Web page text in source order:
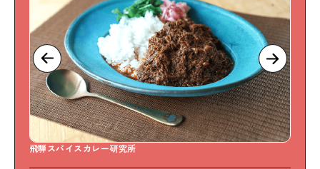
飛騨スパイスカレー研究所